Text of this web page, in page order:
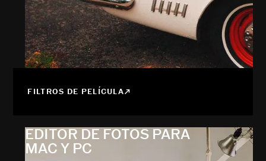
FILTROS DE PELÍCULA
EDITOR DE FOTOS PARA
MAC Y PC